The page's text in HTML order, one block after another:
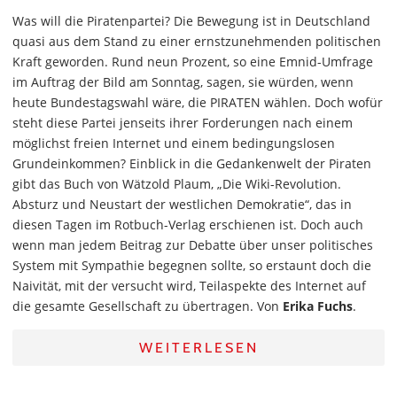
Was will die Piratenpartei? Die Bewegung ist in Deutschland
quasi aus dem Stand zu einer ernstzunehmenden politischen
Kraft geworden. Rund neun Prozent, so eine Emnid-Umfrage
im Auftrag der Bild am Sonntag, sagen, sie würden, wenn
heute Bundestagswahl wäre, die PIRATEN wählen. Doch wofür
steht diese Partei jenseits ihrer Forderungen nach einem
möglichst freien Internet und einem bedingungslosen
Grundeinkommen? Einblick in die Gedankenwelt der Piraten
gibt das Buch von Wätzold Plaum, „Die Wiki-Revolution.
Absturz und Neustart der westlichen Demokratie“, das in
diesen Tagen im Rotbuch-Verlag erschienen ist. Doch auch
wenn man jedem Beitrag zur Debatte über unser politisches
System mit Sympathie begegnen sollte, so erstaunt doch die
Naivität, mit der versucht wird, Teilaspekte des Internet auf
die gesamte Gesellschaft zu übertragen. Von Erika Fuchs.
WEITERLESEN